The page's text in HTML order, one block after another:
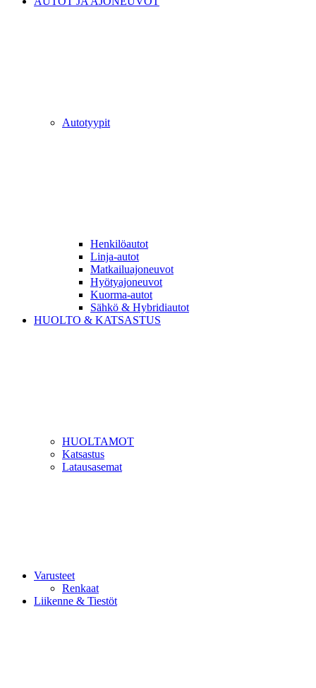
Autotyypit
Henkilöautot
Linja-autot
Matkailuajoneuvot
Hyötyajoneuvot
Kuorma-autot
Sähkö & Hybridiautot
HUOLTO & KATSASTUS
HUOLTAMOT
Katsastus
Latausasemat
Varusteet
Renkaat
Liikenne & Tiestöt